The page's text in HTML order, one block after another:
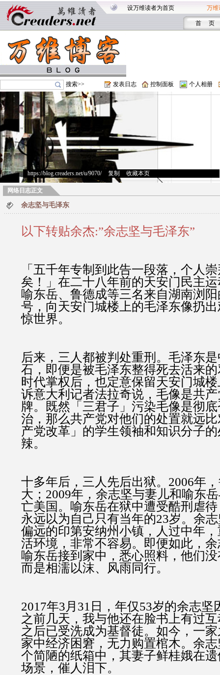
设万维读者为首页 万维
首 页
搜索>> 发表日志 控制面板 个人相册
https://blog.creaders.net/u/9070/> 复制 收藏本页
网络日志正文
余志坚与毛泽东
以下转贴余杰:”余志坚与毛泽东”
「五千年专制到此告一段落，个人
矣！」在二十八年前的天安门民主
喻东岳、鲁德成等三名来自湖南浏
号，向天安门城楼上的毛泽东像扔
惊世界。
后来，三人都被判处重刑。毛泽东
石，即便是被毛泽东整得死去活来
时代掌权后，也定意保留天安门城
诉意大利记者法拉奇说，毛像是共
牌。既然「三君子」污染毛像是彻
治，那么共产党对他们的处置就远
产党改革」的学生领袖和知识分子
辣。
十多年后，三人先后出狱。2006年
大；2009年，余志坚与妻儿和喻东
亡美国。喻东岳在狱中遭受酷刑虐
永远以为自己只有当年的23岁。余
偏远的印第安纳州小镇，人过中年
活环境，非常不容易。即便如此，
喻东岳接到家中，悉心照料，他们
而是相濡以沫、风雨同行。
2017年3月31日，年仅53岁的余志坚
之前几天，我与他还在脸书上有过
之后已受洗成为基督徒。如今，一
家中经济困窘，无力购置棺木。余
个简陋的纸箱中，其妻子鲜桂娥在
场景，催人泪下。